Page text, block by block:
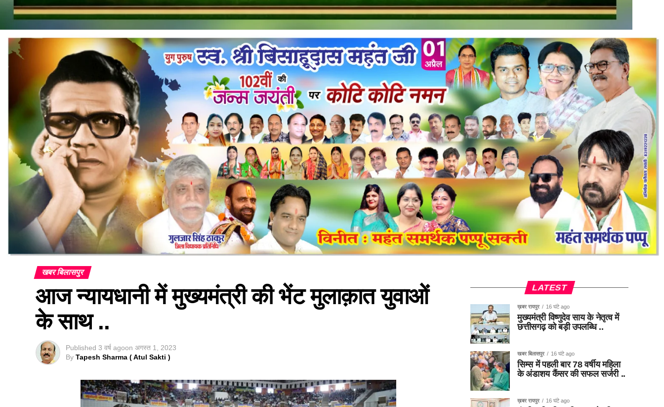
खबर बिलासपुर
आज न्यायधानी में मुख्यमंत्री की भेंट मुलाक़ात युवाओं
के साथ ..
Published 3 वर्ष agoon अगस्त 1, 2023
By Tapesh Sharma ( Atul Sakti )
LATEST
ख़बर रायपुर 16 घंटे ago
मुख्यमंत्री विष्णुदेव साय के नेतृत्व में
छत्तीसगढ़ को बड़ी उपलब्धि ..
खबर बिलासपुर 16 घंटे ago
सिम्स में पहली बार 78 वर्षीय महिला
के अंडाशय कैंसर की सफल सर्जरी ..
ख़बर रायपुर 16 घंटे ago